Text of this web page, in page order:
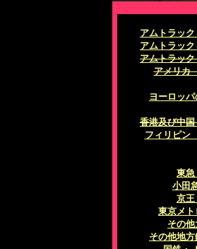
アムトラック
アムトラック
アムトラッ
アメリカ
ヨーロッ
香港及び中
フィリピン
東急
小田
京王
東京メ
その
その他地方